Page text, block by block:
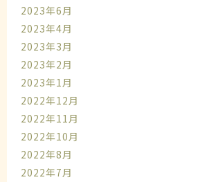
2023年6月
2023年4月
2023年3月
2023年2月
2023年1月
2022年12月
2022年11月
2022年10月
2022年8月
2022年7月